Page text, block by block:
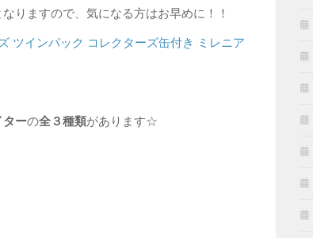
りますので、気になる方はお早めに！！
ツインパック コレクターズ缶付き ミレニア
ターの全３種類があります☆